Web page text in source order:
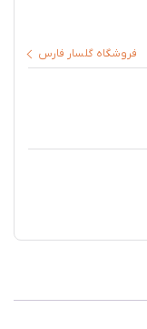
فروشگاه گلسار فارس